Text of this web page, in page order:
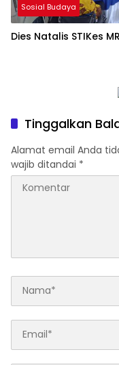
Sosial Budaya
Dies Natalis STIKes
Tinggalkan
Alamat email Anda
wajib ditandai *